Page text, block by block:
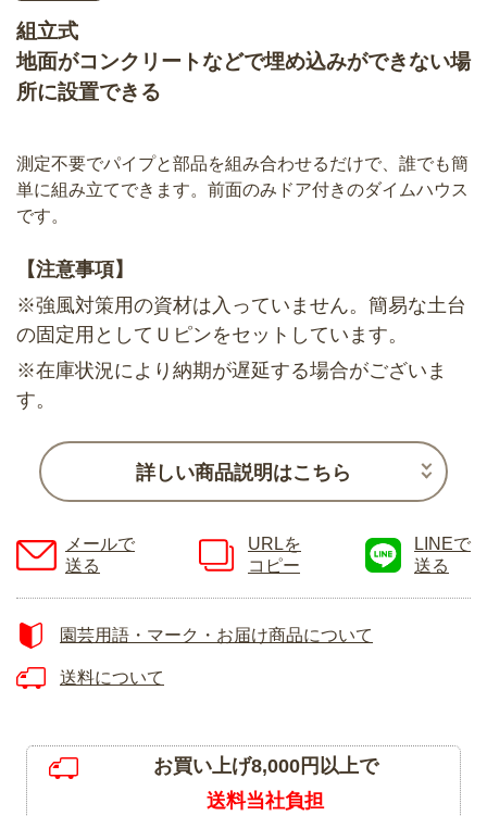
組立式
地面がコンクリートなどで埋め込みができない場
所に設置できる
測定不要でパイプと部品を組み合わせるだけで、誰でも簡
単に組み立てできます。前面のみドア付きのダイムハウス
です。
【注意事項】
※強風対策用の資材は入っていません。簡易な土台
の固定用としてＵピンをセットしています。
※在庫状況により納期が遅延する場合がございま
す。
詳しい商品説明はこちら
メールで
送る
URLを
コピー
LINEで
送る
園芸用語・マーク・お届け商品について
送料について
お買い上げ8,000円以上で
送料当社負担